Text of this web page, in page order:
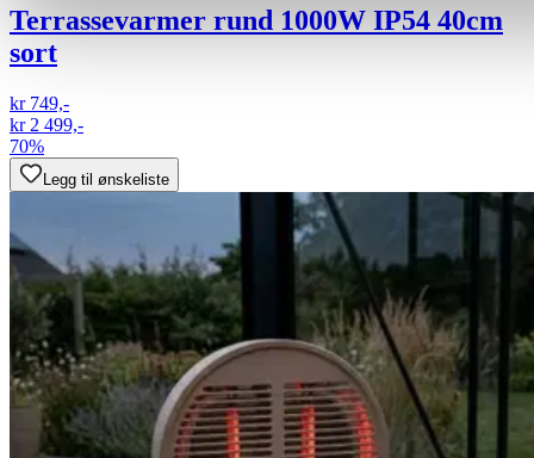
Terrassevarmer rund 1000W IP54 40cm
sort
kr 749,-
kr 2 499,-
70%
Legg til ønskeliste